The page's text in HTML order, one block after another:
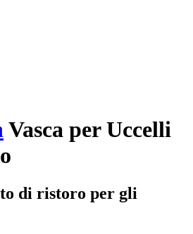
Vasca per Uccelli
di ristoro per gli